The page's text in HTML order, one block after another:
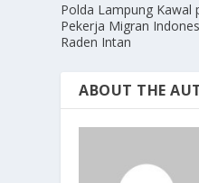
Polda Lampung
Pekerja Migran
Raden Intan
ABOUT THE